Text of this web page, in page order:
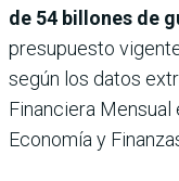
de 54 billones de
presupuesto
según los datos
Financiera
Economía y